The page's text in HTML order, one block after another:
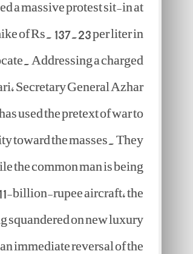
a massive protest sit-in at
of Rs. 137.23 per liter in
Addressing a charged
Secretary General Azhar
used the pretext of war to
toward the masses. They
the common man is being
billion-rupee aircraft, the
squandered on new luxury
immediate reversal of the